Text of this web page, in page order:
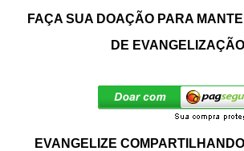
FAÇA SUA DOAÇÃO PARA
DE
EVANGELIZE